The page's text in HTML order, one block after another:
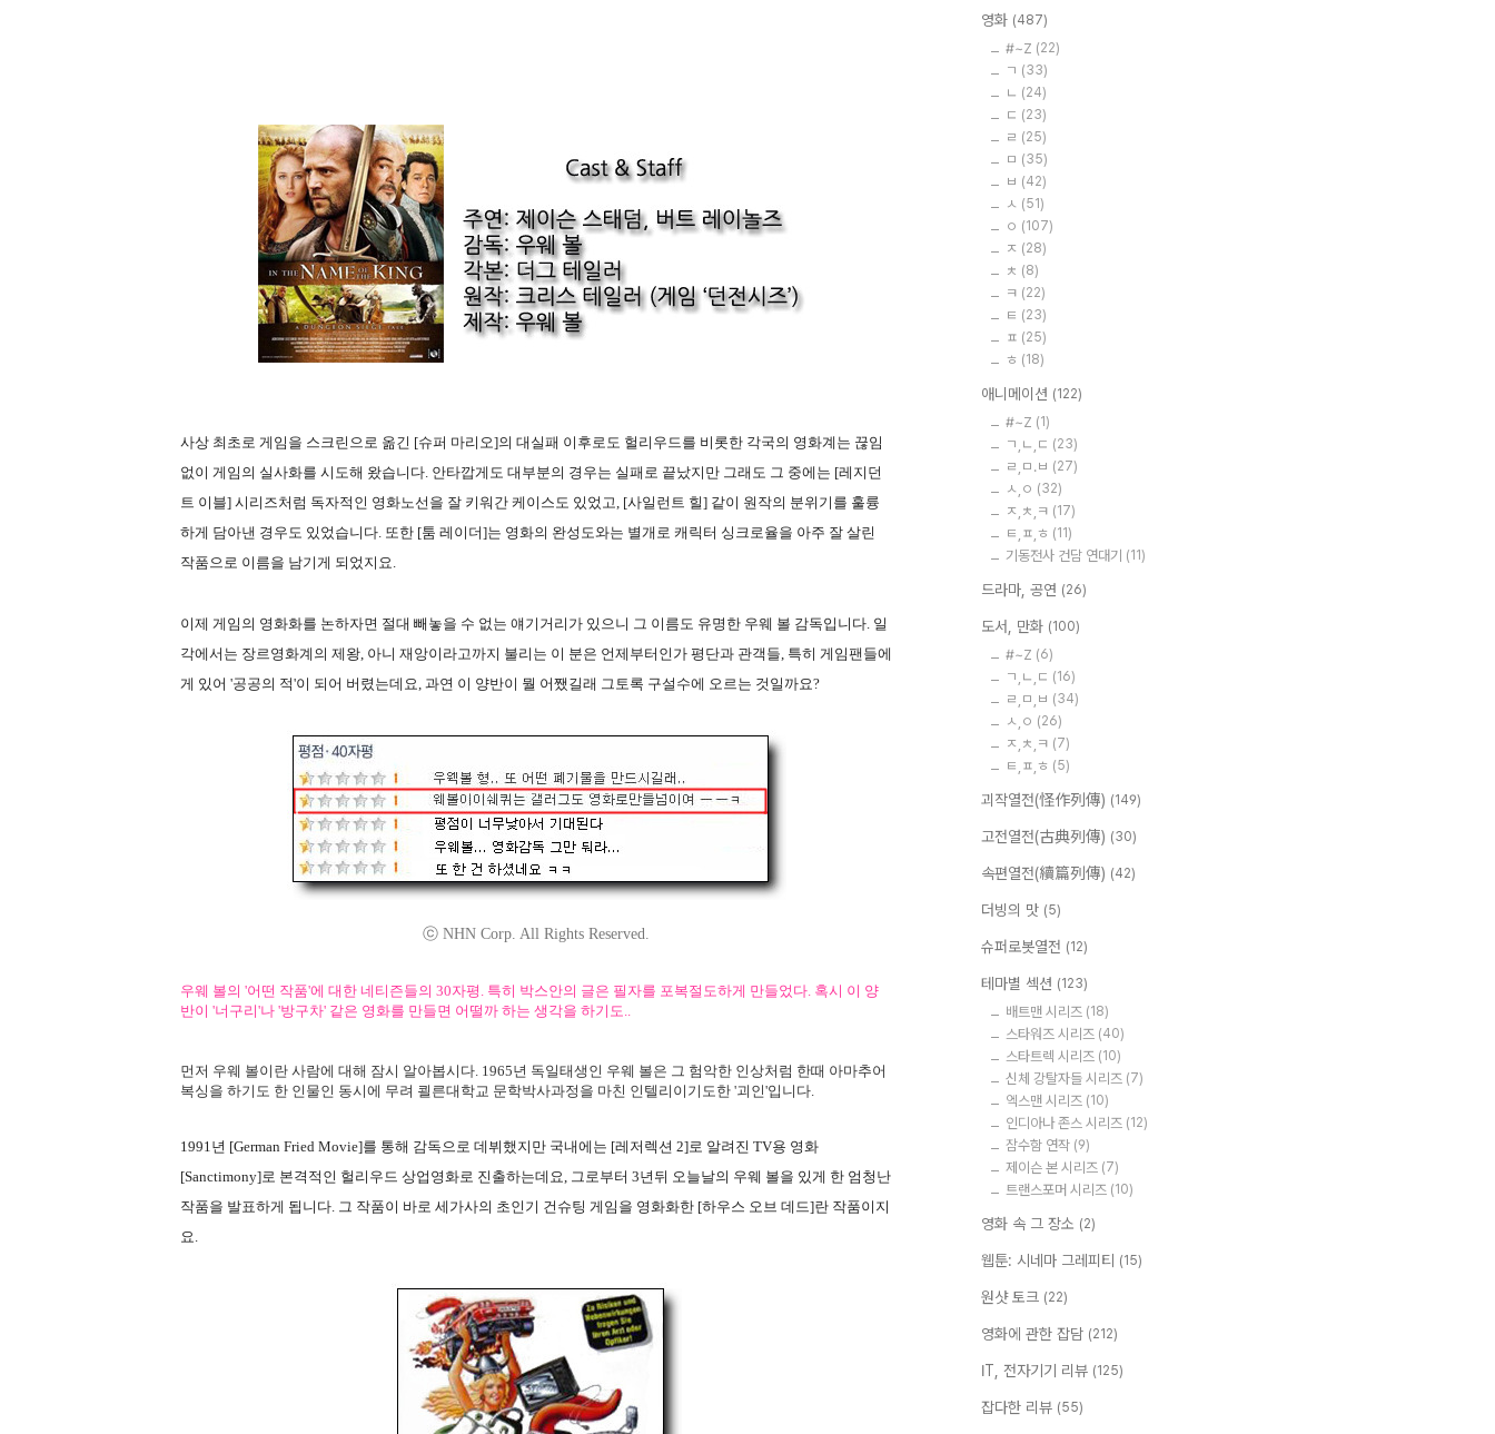
사상 최초로 게임을 스크린으로 옮긴 [슈퍼 마리오]의 대실패 이후로도 헐리우드를 비롯한 각국의 영화계는 끊임
없이 게임의 실사화를 시도해 왔습니다. 안타깝게도 대부분의 경우는 실패로 끝났지만 그래도 그 중에는 [레지던
트 이블] 시리즈처럼 독자적인 영화노선을 잘 키워간 케이스도 있었고, [사일런트 힐] 같이 원작의 분위기를 훌륭
하게 담아낸 경우도 있었습니다. 또한 [툼 레이더]는 영화의 완성도와는 별개로 캐릭터 싱크로율을 아주 잘 살린
작품으로 이름을 남기게 되었지요.
이제 게임의 영화화를 논하자면 절대 빼놓을 수 없는 얘기거리가 있으니 그 이름도 유명한 우웨 볼 감독입니다. 일
각에서는 장르영화계의 제왕, 아니 재앙이라고까지 불리는 이 분은 언제부터인가 평단과 관객들, 특히 게임팬들에
게 있어 '공공의 적'이 되어 버렸는데요, 과연 이 양반이 뭘 어쨌길래 그토록 구설수에 오르는 것일까요?
ⓒ NHN Corp. All Rights Reserved.
우웨 볼의 '어떤 작품'에 대한 네티즌들의 30자평. 특히 박스안의 글은 필자를 포복절도하게 만들었다. 혹시 이 양
반이 '너구리'나 '방구차' 같은 영화를 만들면 어떨까 하는 생각을 하기도..
먼저 우웨 볼이란 사람에 대해 잠시 알아봅시다. 1965년 독일태생인 우웨 볼은 그 험악한 인상처럼 한때 아마추어
복싱을 하기도 한 인물인 동시에 무려 쾰른대학교 문학박사과정을 마친 인텔리이기도한 '괴인'입니다.
1991년 [German Fried Movie]를 통해 감독으로 데뷔했지만 국내에는 [레저렉션 2]로 알려진 TV용 영화
[Sanctimony]로 본격적인 헐리우드 상업영화로 진출하는데요, 그로부터 3년뒤 오늘날의 우웨 볼을 있게 한 엄청난
작품을 발표하게 됩니다. 그 작품이 바로 세가사의 초인기 건슈팅 게임을 영화화한 [하우스 오브 데드]란 작품이지
요.
영화 (487)
#~Z (22)
ㄱ (33)
ㄴ (24)
ㄷ (23)
ㄹ (25)
ㅁ (35)
ㅂ (42)
ㅅ (51)
ㅇ (107)
ㅈ (28)
ㅊ (8)
ㅋ (22)
ㅌ (23)
ㅍ (25)
ㅎ (18)
애니메이션 (122)
#~Z (1)
ㄱ,ㄴ,ㄷ (23)
ㄹ,ㅁ.ㅂ (27)
ㅅ,ㅇ (32)
ㅈ,ㅊ,ㅋ (17)
ㅌ,ㅍ,ㅎ (11)
기동전사 건담 연대기 (11)
드라마, 공연 (26)
도서, 만화 (100)
#~Z (6)
ㄱ,ㄴ,ㄷ (16)
ㄹ,ㅁ,ㅂ (34)
ㅅ,ㅇ (26)
ㅈ,ㅊ,ㅋ (7)
ㅌ,ㅍ,ㅎ (5)
괴작열전(怪作列傳) (149)
고전열전(古典列傳) (30)
속편열전(續篇列傳) (42)
더빙의 맛 (5)
슈퍼로봇열전 (12)
테마별 섹션 (123)
배트맨 시리즈 (18)
스타워즈 시리즈 (40)
스타트렉 시리즈 (10)
신체 강탈자들 시리즈 (7)
엑스맨 시리즈 (10)
인디아나 존스 시리즈 (12)
잠수함 연작 (9)
제이슨 본 시리즈 (7)
트랜스포머 시리즈 (10)
영화 속 그 장소 (2)
웹툰: 시네마 그레피티 (15)
원샷 토크 (22)
영화에 관한 잡담 (212)
IT, 전자기기 리뷰 (125)
잡다한 리뷰 (55)